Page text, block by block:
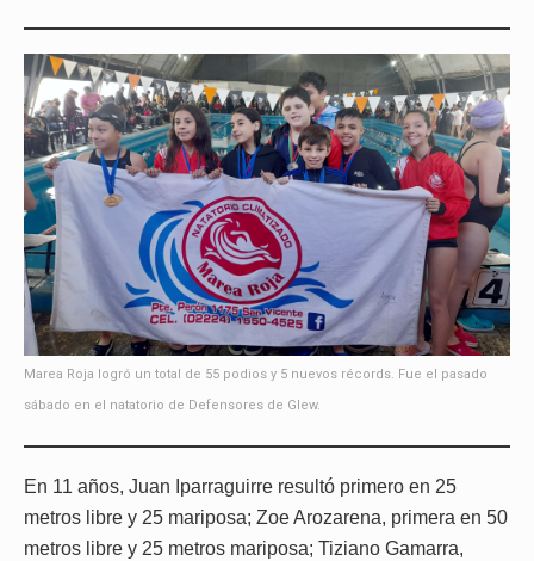
Marea Roja logró un total de 55 podios y 5 nuevos récords. Fue el pasado
sábado en el natatorio de Defensores de Glew.
En 11 años, Juan Iparraguirre resultó primero en 25
metros libre y 25 mariposa; Zoe Arozarena, primera en 50
metros libre y 25 metros mariposa; Tiziano Gamarra,